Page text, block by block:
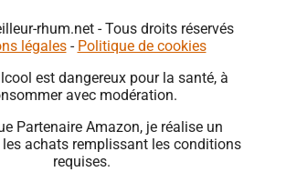
rhum.net - Tous droits réservés
légales- Politique de cookies
est dangereux pour la santé, à
avec modération.
Partenaire Amazon, je réalise un
les achats remplissant les conditions
requises.